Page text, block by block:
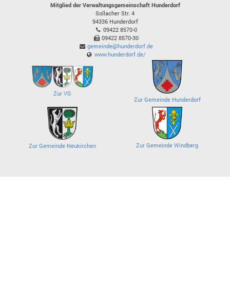
Mitglied der Verwaltungsgemeinschaft Hunderdorf
Sollacher Str. 4
94336 Hunderdorf
09422 8570-0
09422 8570-30
gemeinde@hunderdorf.de
www.hunderdorf.de/
Zur VG
Zur Gemeinde Hunderdorf
Zur Gemeinde Neukirchen Zur Gemeinde Windberg